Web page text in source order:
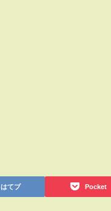
はてブ Pocket